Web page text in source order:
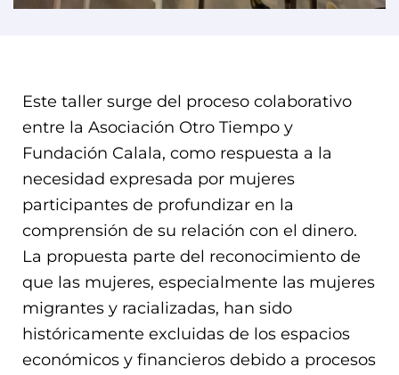
Este taller surge del proceso colaborativo
entre la Asociación Otro Tiempo y
Fundación Calala, como respuesta a la
necesidad expresada por mujeres
participantes de profundizar en la
comprensión de su relación con el dinero.
La propuesta parte del reconocimiento de
que las mujeres, especialmente las mujeres
migrantes y racializadas, han sido
históricamente excluidas de los espacios
económicos y financieros debido a procesos